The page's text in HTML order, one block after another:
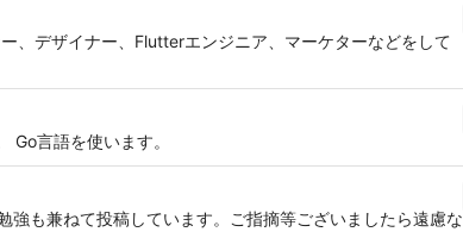
、デザイナー、Flutterエンジニア、マーケターなどをして
Go言語を使います。
も兼ねて投稿しています。ご指摘等ございましたら遠慮な